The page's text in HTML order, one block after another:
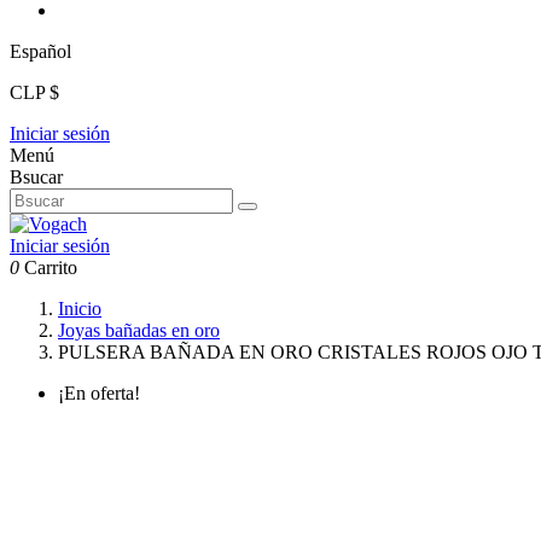
Español
CLP $
Iniciar sesión
Menú
Bsucar
Iniciar sesión
0 Carrito
Inicio
Joyas bañadas en oro
PULSERA BAÑADA EN ORO CRISTALES ROJOS OJO
¡En oferta!